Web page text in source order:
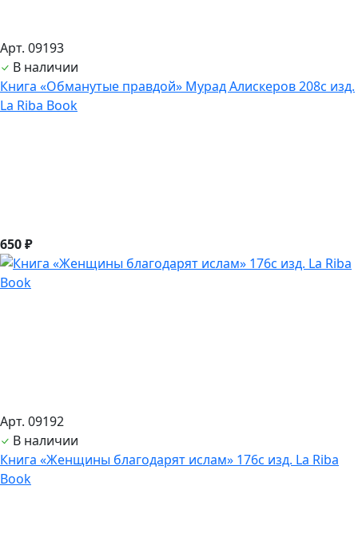
Арт. 09193
В наличии
Книга «Обманутые правдой» Мурад Алискеров 208с изд.
La Riba Book
650 ₽
Арт. 09192
В наличии
Книга «Женщины благодарят ислам» 176с изд. La Riba
Book